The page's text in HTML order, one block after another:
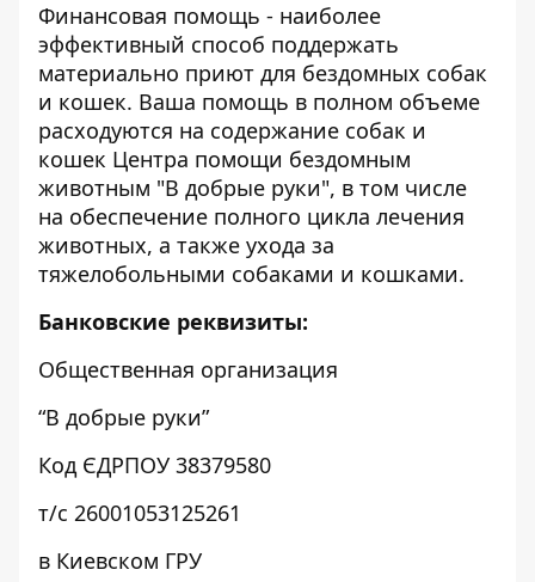
Финансовая помощь - наиболее
эффективный способ поддержать
материально приют для бездомных собак
и кошек. Ваша помощь в полном объеме
расходуются на содержание собак и
кошек Центра помощи бездомным
животным "В добрые руки", в том числе
на обеспечение полного цикла лечения
животных, а также ухода за
тяжелобольными собаками и кошками.
Банковские реквизиты:
Общественная организация
“В добрые руки”
Код ЄДРПОУ 38379580
т/с 26001053125261
в Киевском ГРУ